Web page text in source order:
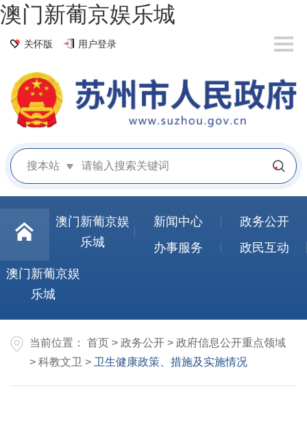
澳门新葡京娱乐城
关怀版 用户登录
搜本站
澳门新葡京娱
乐城
新闻中心
政务公开
办事服务
政民互动
澳门新葡京娱
乐城
当前位置： 首页 > 政务公开 > 政府信息公开重点领域
> 科教文卫 > 卫生健康政策、措施及实施情况